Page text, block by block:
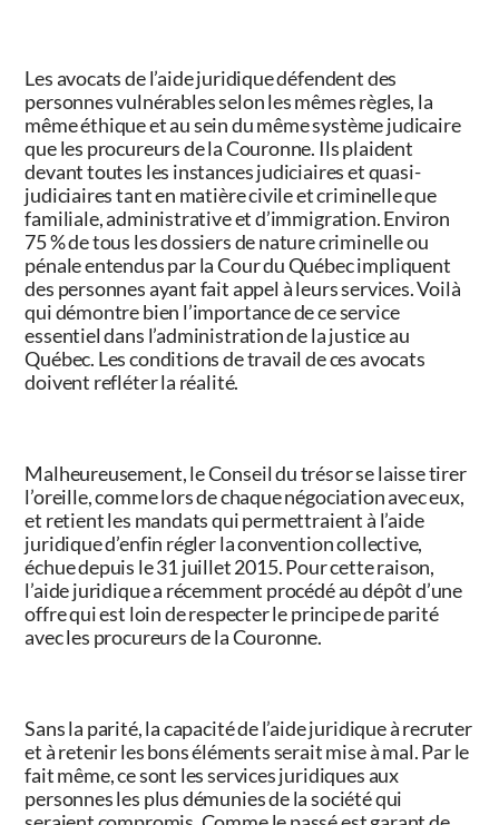
Les avocats de l’aide juridique défendent des
personnes vulnérables selon les mêmes règles, la
même éthique et au sein du même système judicaire
que les procureurs de la Couronne. Ils plaident
devant toutes les instances judiciaires et quasi-
judiciaires tant en matière civile et criminelle que
familiale, administrative et d’immigration. Environ
75 % de tous les dossiers de nature criminelle ou
pénale entendus par la Cour du Québec impliquent
des personnes ayant fait appel à leurs services. Voilà
qui démontre bien l’importance de ce service
essentiel dans l’administration de la justice au
Québec. Les conditions de travail de ces avocats
doivent refléter la réalité.
Malheureusement, le Conseil du trésor se laisse tirer
l’oreille, comme lors de chaque négociation avec eux,
et retient les mandats qui permettraient à l’aide
juridique d’enfin régler la convention collective,
échue depuis le 31 juillet 2015. Pour cette raison,
l’aide juridique a récemment procédé au dépôt d’une
offre qui est loin de respecter le principe de parité
avec les procureurs de la Couronne.
Sans la parité, la capacité de l’aide juridique à recruter
et à retenir les bons éléments serait mise à mal. Par le
fait même, ce sont les services juridiques aux
personnes les plus démunies de la société qui